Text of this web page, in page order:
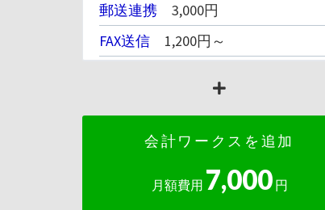
郵送連携 3,000円
FAX送信 1,200円～
※連携先・連携データ種数により異
なる
会計ワークスを追加
月額費用 7,000円